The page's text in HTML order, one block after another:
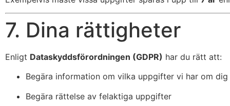
7. Dina rättigheter
Enligt Dataskyddsförordningen (GDPR) har du rätt att:
Begära information om vilka uppgifter vi har om dig
Begära rättelse av felaktiga uppgifter